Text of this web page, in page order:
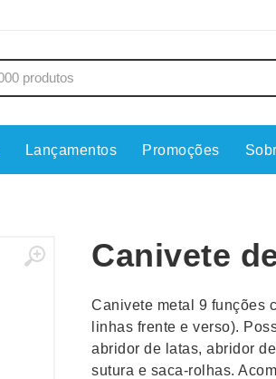
Cuidados Pessoais
Esporte e Jogos
Fones de
Kit
Kit Queijo
Lançamentos Promoções
Canivete
Canivete metal 9 funções
linhas frente e verso).
abridor de latas, abridor
sutura e saca-rolhas.